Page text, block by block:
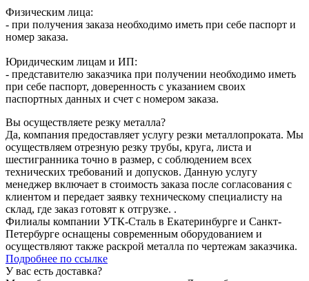
Физическим лица:
- при получения заказа необходимо иметь при себе паспорт и
номер заказа.
Юридическим лицам и ИП:
- представителю заказчика при получении необходимо иметь
при себе паспорт, доверенность с указанием своих
паспортных данных и счет с номером заказа.
Вы осуществляете резку металла?
Да, компания предоставляет услугу резки металлопроката. Мы
осуществляем отрезную резку трубы, круга, листа и
шестигранника точно в размер, с соблюдением всех
технических требований и допусков. Данную услугу
менеджер включает в стоимость заказа после согласования с
клиентом и передает заявку техническому специалисту на
склад, где заказ готовят к отгрузке. .
Филиалы компании УТК-Сталь в Екатеринбурге и Санкт-
Петербурге оснащены современным оборудованием и
осуществляют также раскрой металла по чертежам заказчика.
Подробнее по ссылке
У вас есть доставка?